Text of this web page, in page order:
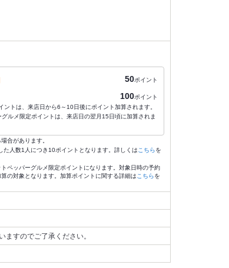
50ポイント
100ポイント
トは、来店日から6～10日後にポイント加算されます。
ルメ限定ポイントは、来店日の翌月15日頃に加算されま
合があります。
人数1人につき10ポイントとなります。詳しくは こちらを
ペッパーグルメ限定ポイントになります。対象日時の予約
の対象となります。加算ポイントに関する詳細は こちらを
ますのでご了承ください。